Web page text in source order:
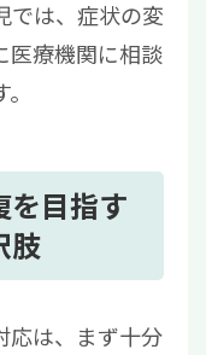
では、症状の変
医療機関に相談
を目指す
肢
応は、まず十分